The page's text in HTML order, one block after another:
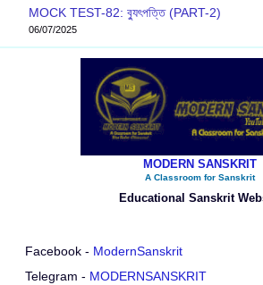
MOCK TEST-82: ব‍্যুৎপত্তি (PART-2)
06/07/2025
MODERN SANSKRIT
A Classroom for Sanskrit
Educational Sanskrit
Facebook - ModernSanskrit
Telegram - MODERNSANSKRIT